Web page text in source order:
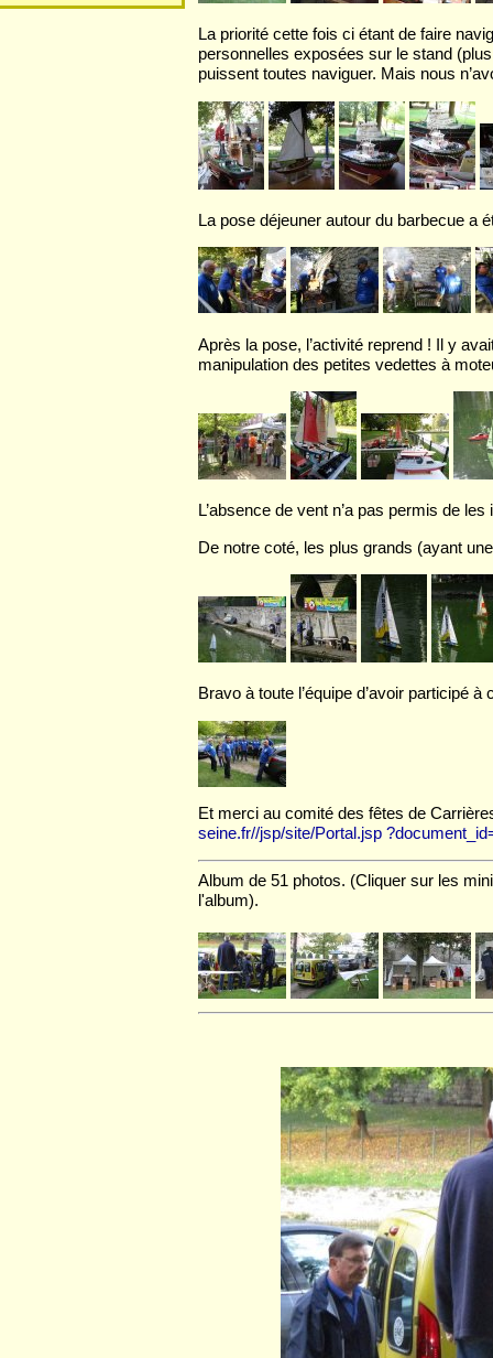
La priorité cette fois ci étant de faire
personnelles exposées sur le stand
puissent toutes naviguer. Mais nous
La pose déjeuner autour du barbecue a
Après la pose, l’activité reprend ! Il y
manipulation des petites vedettes à
L’absence de vent n’a pas permis de
De notre coté, les plus grands (ayant
Bravo à toute l’équipe d’avoir participé
Et merci au comité des fêtes de
seine.fr//jsp/site/Portal.jsp
Album de 51 photos. (Cliquer sur les
l'album).